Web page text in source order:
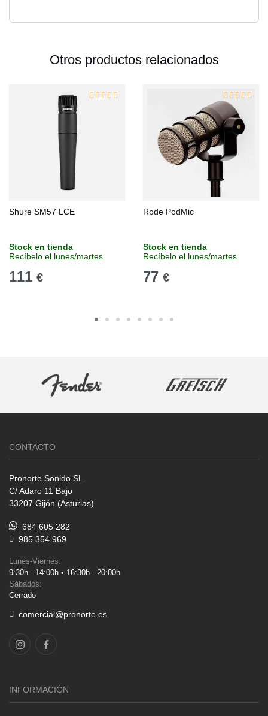
Otros productos relacionados
Shure SM57 LCE
Stock en tienda
Recíbelo el lunes/martes
111 €
Rode PodMic
Stock en tienda
Recíbelo el lunes/martes
77 €
CONTACTO
Pronorte Sonido SL
C/ Adaro 11 Bajo
33207 Gijón (Asturias)
684 605 282
985 354 969
Lunes-Viernes:
9:30h - 14:00h • 16:30h - 20:00h
Sábados:
Cerrado
comercial@pronorte.es
INFORMACIÓN